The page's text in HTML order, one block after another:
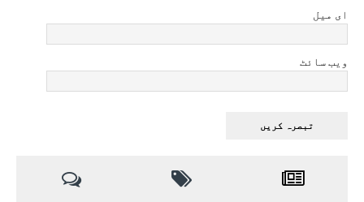
ای میل
ویب سائٹ